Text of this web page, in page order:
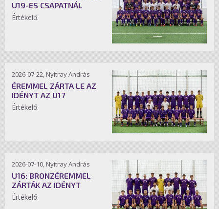
U19-ES CSAPATNÁL
Értékelő.
2026-07-22, Nyitray András
ÉREMMEL ZÁRTA LE AZ
IDÉNYT AZ U17
Értékelő.
2026-07-10, Nyitray András
U16: BRONZÉREMMEL
ZÁRTÁK AZ IDÉNYT
Értékelő.